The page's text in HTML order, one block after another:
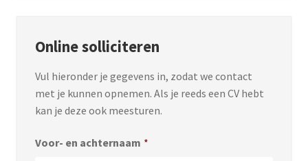
Online solliciteren
Vul hieronder je gegevens in, zodat we contact
met je kunnen opnemen. Als je reeds een CV hebt
kan je deze ook meesturen.
Voor- en achternaam *